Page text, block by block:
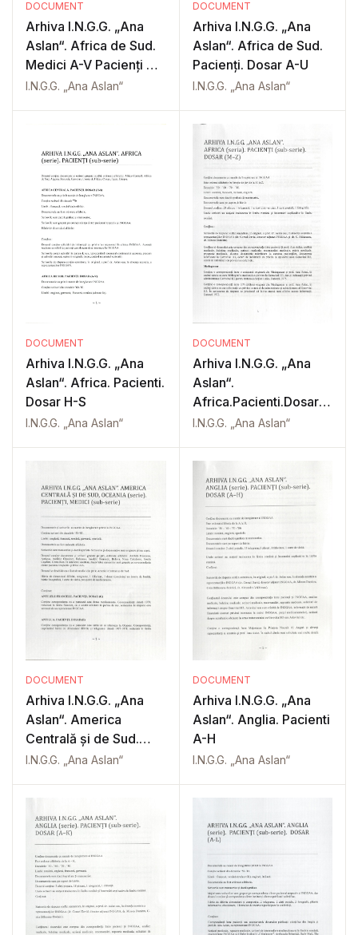
DOCUMENT
Arhiva I.N.G.G. „Ana
Aslan“. Africa de Sud.
Medici A-V Pacienți A-
W
I.N.G.G. „Ana Aslan“
DOCUMENT
Arhiva I.N.G.G. „Ana
Aslan“. Africa de Sud.
Pacienți. Dosar A-U
I.N.G.G. „Ana Aslan“
DOCUMENT
Arhiva I.N.G.G. „Ana
Aslan“. Africa. Pacienti.
Dosar H-S
I.N.G.G. „Ana Aslan“
DOCUMENT
Arhiva I.N.G.G. „Ana
Aslan“.
Africa.Pacienti.Dosar
M-Z
I.N.G.G. „Ana Aslan“
DOCUMENT
Arhiva I.N.G.G. „Ana
Aslan“. America
Centrală și de Sud.
Oceania
I.N.G.G. „Ana Aslan“
DOCUMENT
Arhiva I.N.G.G. „Ana
Aslan“. Anglia. Pacienti
A-H
I.N.G.G. „Ana Aslan“